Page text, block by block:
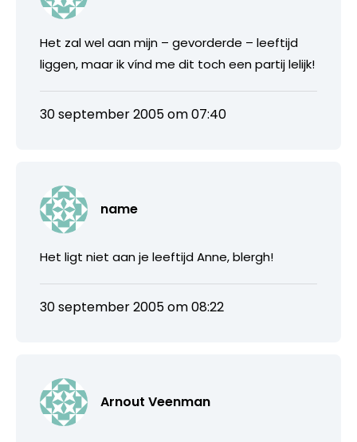
Het zal wel aan mijn – gevorderde – leeftijd
liggen, maar ik vínd me dit toch een partij lelijk!
30 september 2005 om 07:40
name
Het ligt niet aan je leeftijd Anne, blergh!
30 september 2005 om 08:22
Arnout Veenman